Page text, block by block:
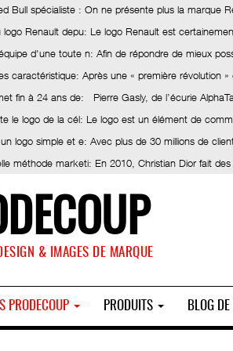
Bull spécialiste : On ne présente plus la marque
logo Renault depu: Le logo Renault est
d'une toute n: Afin de répondre de mieux
caractéristique: Après une « première révolution
fin à 24 ans de: Pierre Gasly, de l’écurie
le logo de la cél: Le logo est un élément de
logo simple et e: Avec plus de 30 millions de
méthode marketi: En 2010, Christian Dior fait
& IMAGES DE MARQUE
PRODECOUP PRODUITS BLOG